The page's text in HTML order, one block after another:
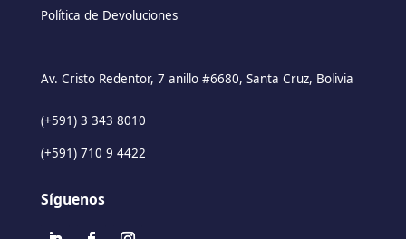
Política de Devoluciones
Av. Cristo Redentor, 7 anillo #6680, Santa Cruz, Bolivia
(+591) 3 343 8010
(+591) 710 9 4422
Síguenos